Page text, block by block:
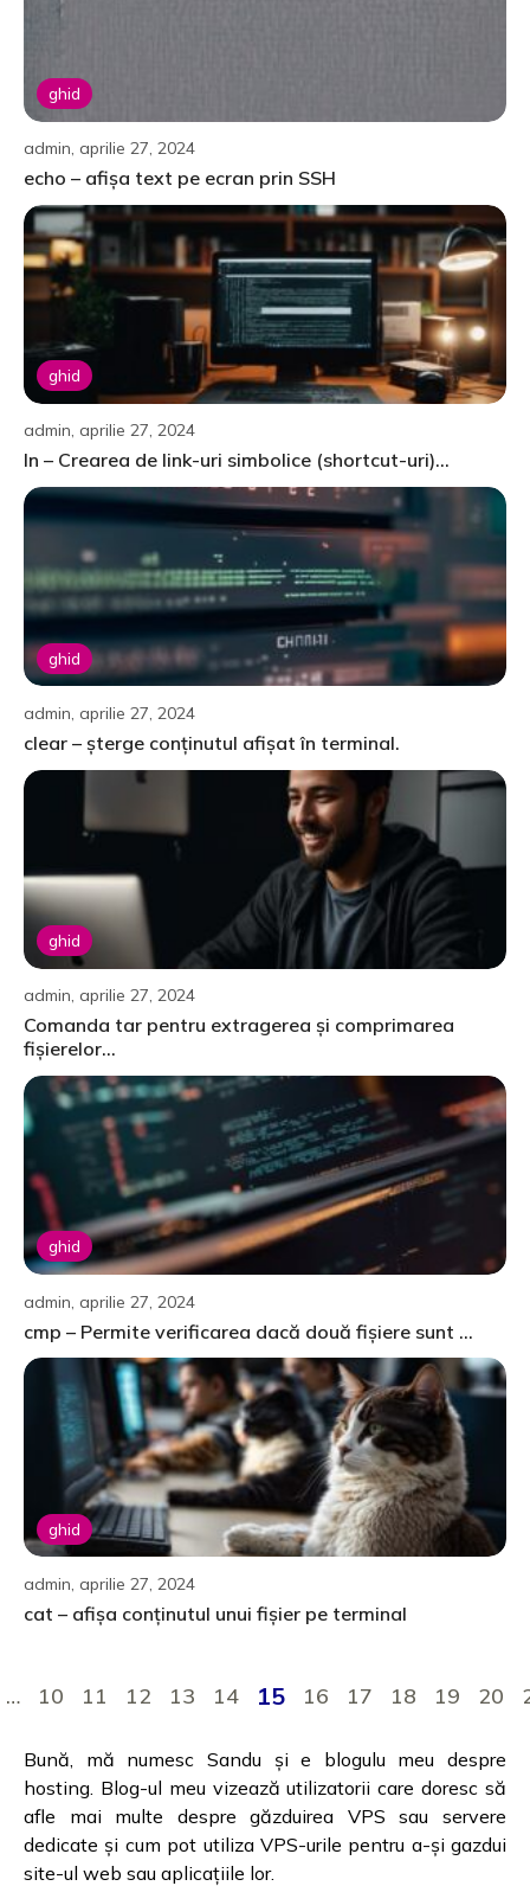
ghid
admin, aprilie 27, 2024
echo – afișa text pe ecran prin SSH
ghid
admin, aprilie 27, 2024
ln – Crearea de link-uri simbolice (shortcut-uri)...
ghid
admin, aprilie 27, 2024
clear – șterge conținutul afișat în terminal.
ghid
admin, aprilie 27, 2024
Comanda tar pentru extragerea și comprimarea
fișierelor...
ghid
admin, aprilie 27, 2024
cmp – Permite verificarea dacă două fișiere sunt ...
ghid
admin, aprilie 27, 2024
cat – afișa conținutul unui fișier pe terminal
… 10 11 12 13 14 15 16 17 18 19 20
Bună, mă numesc Sandu și e blogulu meu despre
hosting. Blog-ul meu vizează utilizatorii care doresc să
afle mai multe despre găzduirea VPS sau servere
dedicate și cum pot utiliza VPS-urile pentru a-și gazdui
site-ul web sau aplicațiile lor.